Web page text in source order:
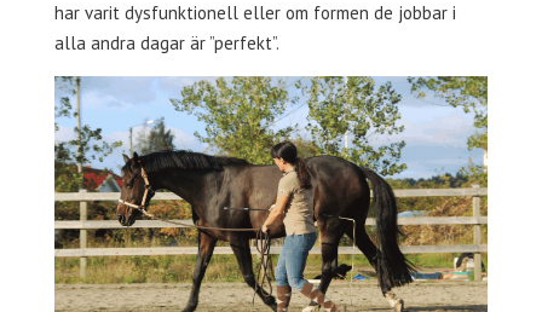
har varit dysfunktionell eller om formen de jobbar i
alla andra dagar är ”perfekt”.